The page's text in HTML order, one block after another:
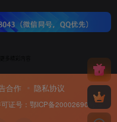
合作 隐私协议
证号： 鄂ICP备20002690号-8